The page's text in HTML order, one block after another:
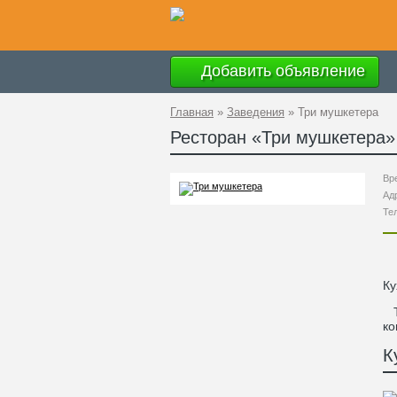
Добавить объявление
Главная » Заведения » Три мушкетера
Ресторан «Три мушкетера»